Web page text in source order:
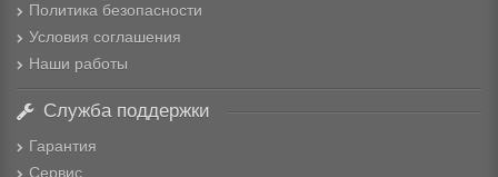
Политика безопасности
Условия соглашения
Наши работы
Служба поддержки
Гарантия
Сервис